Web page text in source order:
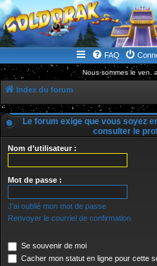
le site de la Lune Rouge
FAQ
Nous sommes le ven.
Index du forum
Le forum exige que vous soyez
consulter le
Nom d’utilisateur :
Mot de passe :
J’ai oublié mon mot de passe
Renvoyer le courriel de confirmation
Se souvenir de moi
Cacher mon statut en ligne pour cette